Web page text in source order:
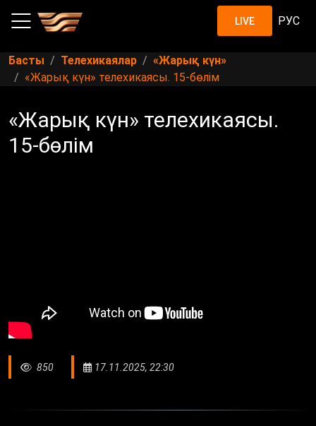
LIVE РУС
Басты Телехикаялар
«Жарық күн»
«Жарық күн» телехикаясы. 15-бөлім
«Жарық күн» телехикаясы.
15-бөлім
850 17.11.2025, 22:30